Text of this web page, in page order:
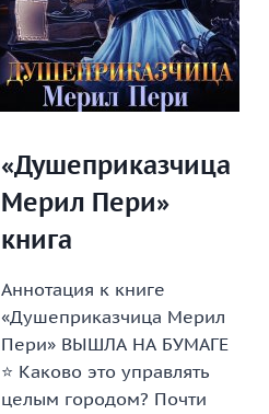
«Душеприказчица
Мерил Пери»
книга
Аннотация к книге
«Душеприказчица Мерил
Пери» ВЫШЛА НА БУМАГЕ
⭐ Каково это управлять
целым городом? Почти